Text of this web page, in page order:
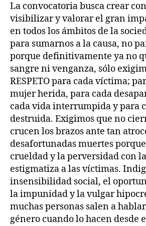
La convocatoria busca crear
visibilizar y valorar el gran
en todos los ámbitos de la
para sumarnos a la causa, no
porque definitivamente ya no
sangre ni venganza, sólo
RESPETO para cada víctima;
mujer herida, para cada
cada vida interrumpida y para
destruida. Exigimos que no
crucen los brazos ante tan
desafortunadas muertes
crueldad y la perversidad con
estigmatiza a las víctimas.
insensibilidad social, el
la impunidad y la vulgar
muchas personas salen a
género cuando lo hacen desde